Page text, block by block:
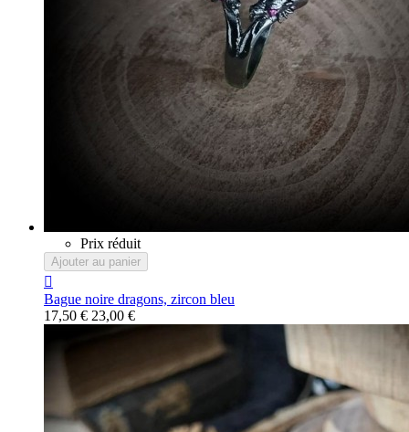
Prix réduit
Ajouter au panier

Bague noire dragons, zircon bleu
17,50 € 23,00 €